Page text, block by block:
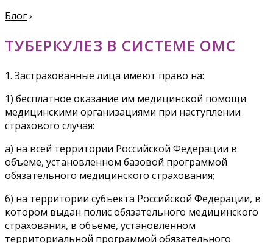
Блог›
ТУБЕРКУЛЕЗ В СИСТЕМЕ ОМС
1. Застрахованные лица имеют право на:
1) бесплатное оказание им медицинской помощи
медицинскими организациями при наступлении
страхового случая:
а) на всей территории Российской Федерации в
объеме, установленном базовой программой
обязательного медицинского страхования;
б) на территории субъекта Российской Федерации, в
котором выдан полис обязательного медицинского
страхования, в объеме, установленном
территориальной программой обязательного